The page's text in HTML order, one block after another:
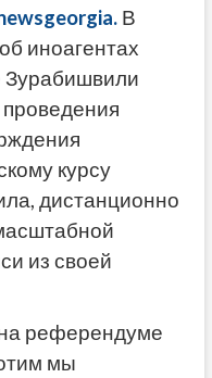
В
иноагентах
Зурабишвили
курсу
дистанционно
из своей
референдуме
мы